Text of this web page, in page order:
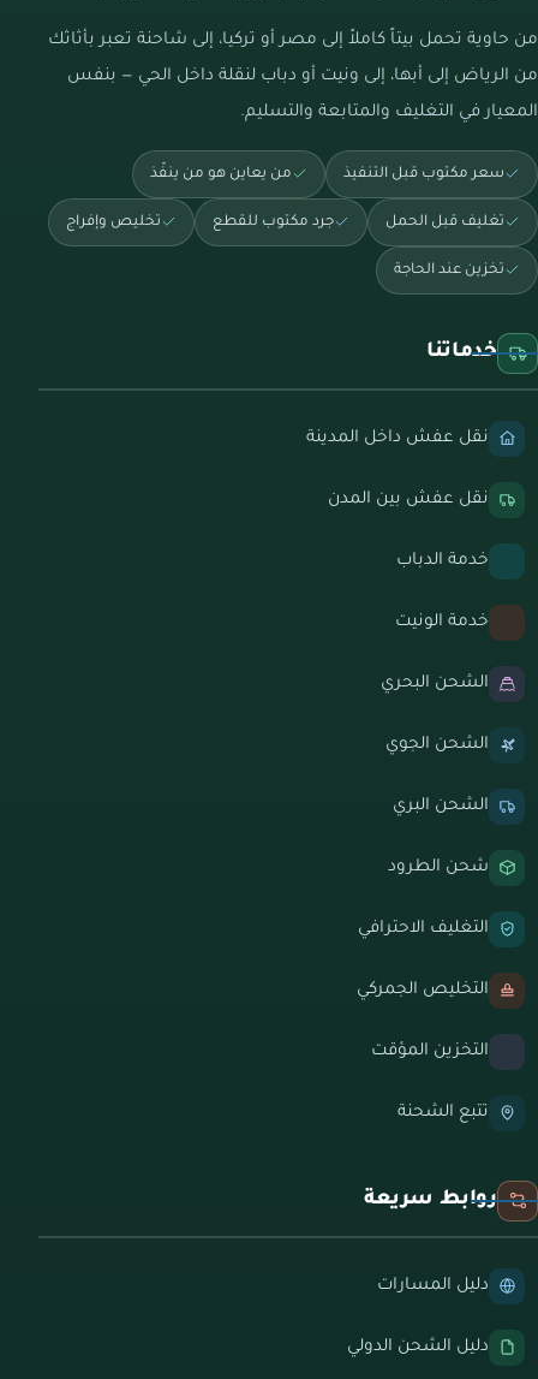
من حاوية تحمل بيتاً كاملاً إلى مصر أو تركيا، إلى شاحنة تعبر بأثاثك
من الرياض إلى أبها، إلى ونيت أو دباب لنقلة داخل الحي — بنفس
المعيار في التغليف والمتابعة والتسليم.
سعر مكتوب قبل التنفيذ من يعاين هو من ينفّذ
تغليف قبل الحمل جرد مكتوب للقطع تخليص وإفراج
تخزين عند الحاجة
خدماتنا
نقل عفش داخل المدينة
نقل عفش بين المدن
خدمة الدباب
خدمة الونيت
الشحن البحري
الشحن الجوي
الشحن البري
شحن الطرود
التغليف الاحترافي
التخليص الجمركي
التخزين المؤقت
تتبع الشحنة
روابط سريعة
دليل المسارات
دليل الشحن الدولي